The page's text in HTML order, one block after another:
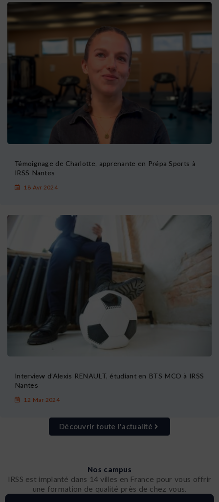
Témoignage de Charlotte, apprenante en Prépa Sports à
IRSS Nantes
18 Avr 2024
Interview d’Alexis RENAULT, étudiant en BTS MCO à IRSS
Nantes
12 Mar 2024
Découvrir toute l'actualité
Nos campus
IRSS est implanté dans 14 villes en France pour vous offrir
une formation de qualité près de chez vous.